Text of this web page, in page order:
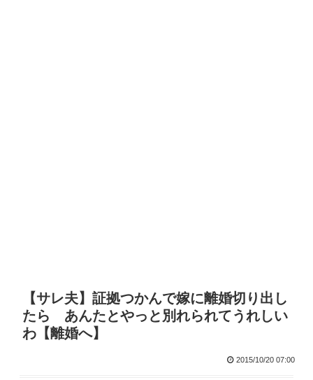
【サレ夫】証拠つかんで嫁に離婚切り出し
たら あんたとやっと別れられてうれしい
わ【離婚へ】
2015/10/20 07:00